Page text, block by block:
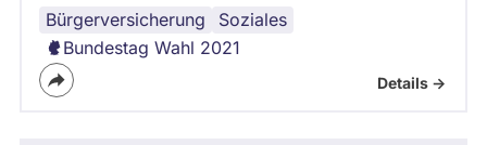
Bürgerversicherung
Soziales
Bundestag Wahl 2021
Details ->